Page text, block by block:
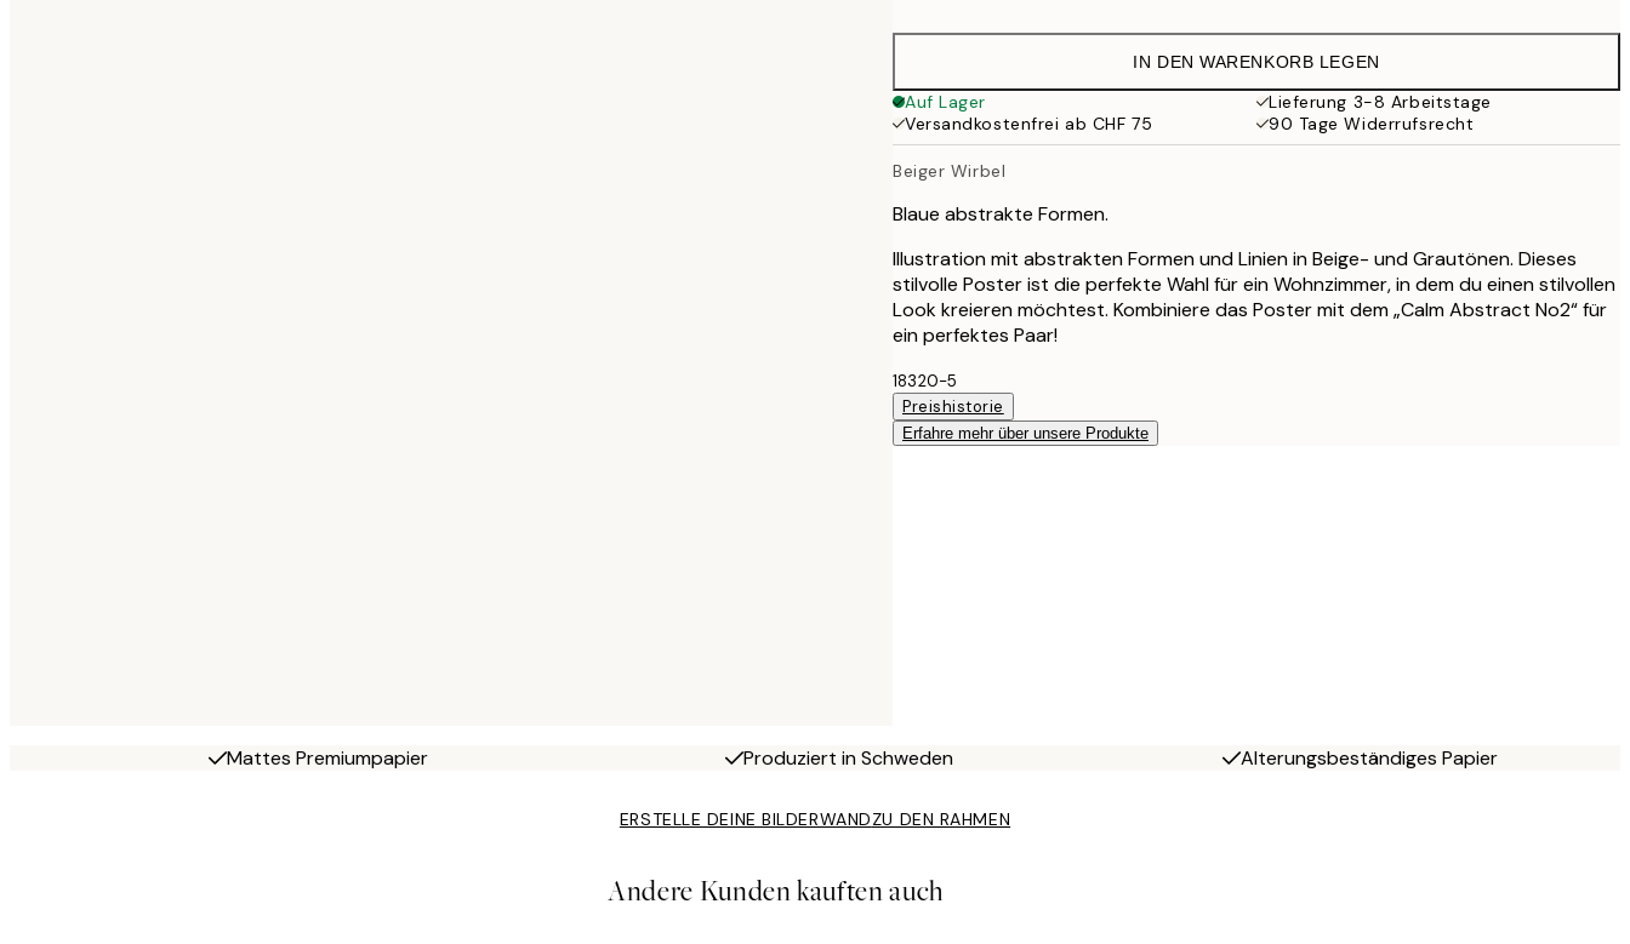
IN DEN WARENKORB LEGEN
Auf Lager
Lieferung 3-8 Arbeitstage
Versandkostenfrei ab CHF 75
90 Tage Widerrufsrecht
Beiger Wirbel
Blaue abstrakte Formen.
Illustration mit abstrakten Formen und Linien in Beige- und Grautönen. Dieses
stilvolle Poster ist die perfekte Wahl für ein Wohnzimmer, in dem du einen stilvollen
Look kreieren möchtest. Kombiniere das Poster mit dem „Calm Abstract No2“ für
ein perfektes Paar!
18320-5
Preishistorie
Erfahre mehr über unsere Produkte
Mattes Premiumpapier Produziert in Schweden Alterungsbeständiges Papier
ERSTELLE DEINE BILDERWANDZU DEN RAHMEN
Andere Kunden kauften auch